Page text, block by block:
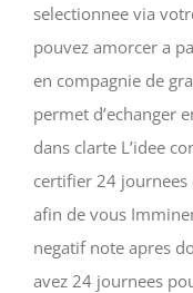
selectionnee via
pouvez amorcer a
en compagnie de
permet d’echanger
dans clarte L’idee
certifier 24 journees
afin de vous
negatif note apres
avez 24 journees